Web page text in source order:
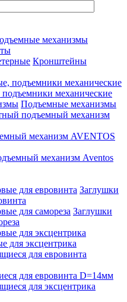
механизмы
Кронштейны
механические
Подъемные механизмы
подъемный механизм
механизм AVENTOS
механизм Aventos
Заглушки
Заглушки
для эксцентрика
для евровинта D=14мм